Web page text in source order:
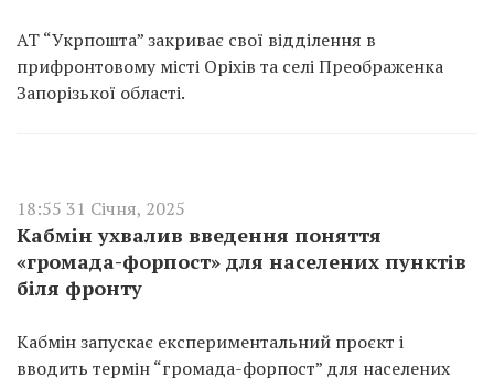
АТ “Укрпошта” закриває свої відділення в
прифронтовому місті Оріхів та селі Преображенка
Запорізької області.
18:55 31 Січня, 2025
Кабмін ухвалив введення поняття
«громада-форпост» для населених пунктів
біля фронту
Кабмін запускає експериментальний проєкт і
вводить термін “громада-форпост” для населених